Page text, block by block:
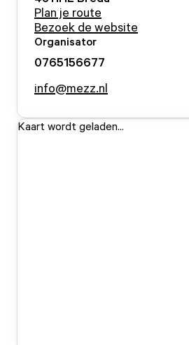
Plan je route
Bezoek de website
Organisator
0765156677
info@mezz.nl
Kaart wordt geladen...